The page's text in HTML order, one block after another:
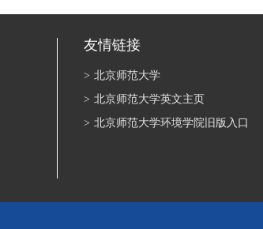
友情链接
> 北京师范大学
> 北京师范大学英文主页
> 北京师范大学环境学院旧版入口